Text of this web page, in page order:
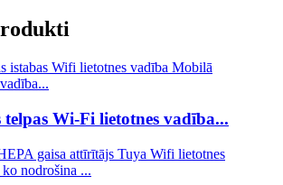
telpas Wi-Fi lietotnes vadība...